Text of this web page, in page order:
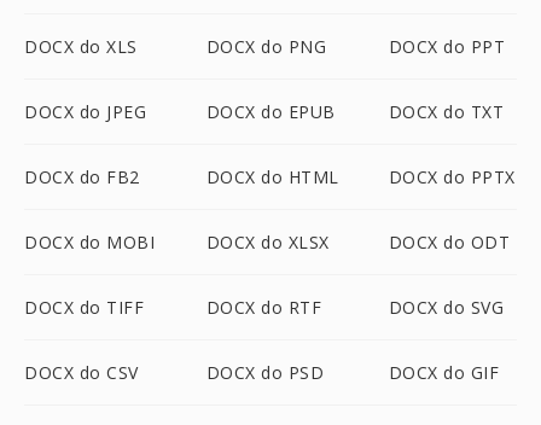
DOCX do XLS DOCX do PNG DOCX do PPT
DOCX do JPEG DOCX do EPUB DOCX do TXT
DOCX do FB2 DOCX do HTML DOCX do PPTX
DOCX do MOBI DOCX do XLSX DOCX do ODT
DOCX do TIFF DOCX do RTF DOCX do SVG
DOCX do CSV DOCX do PSD DOCX do GIF